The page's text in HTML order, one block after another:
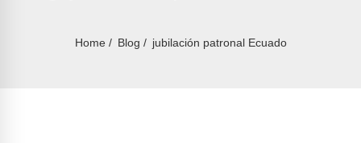
Home Blog jubilación patronal Ecuado